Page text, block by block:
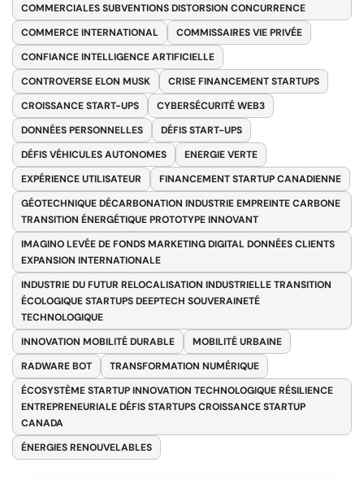
COMMERCIALES SUBVENTIONS DISTORSION CONCURRENCE
COMMERCE INTERNATIONAL
COMMISSAIRES VIE PRIVÉE
CONFIANCE INTELLIGENCE ARTIFICIELLE
CONTROVERSE ELON MUSK
CRISE FINANCEMENT STARTUPS
CROISSANCE START-UPS
CYBERSÉCURITÉ WEB3
DONNÉES PERSONNELLES
DÉFIS START-UPS
DÉFIS VÉHICULES AUTONOMES
ENERGIE VERTE
EXPÉRIENCE UTILISATEUR
FINANCEMENT STARTUP CANADIENNE
GÉOTECHNIQUE DÉCARBONATION INDUSTRIE EMPREINTE CARBONE
TRANSITION ÉNERGÉTIQUE PROTOTYPE INNOVANT
IMAGINO LEVÉE DE FONDS MARKETING DIGITAL DONNÉES CLIENTS
EXPANSION INTERNATIONALE
INDUSTRIE DU FUTUR RELOCALISATION INDUSTRIELLE TRANSITION
ÉCOLOGIQUE STARTUPS DEEPTECH SOUVERAINETÉ
TECHNOLOGIQUE
INNOVATION MOBILITÉ DURABLE
MOBILITÉ URBAINE
RADWARE BOT
TRANSFORMATION NUMÉRIQUE
ÉCOSYSTÈME STARTUP INNOVATION TECHNOLOGIQUE RÉSILIENCE
ENTREPRENEURIALE DÉFIS STARTUPS CROISSANCE STARTUP
CANADA
ÉNERGIES RENOUVELABLES